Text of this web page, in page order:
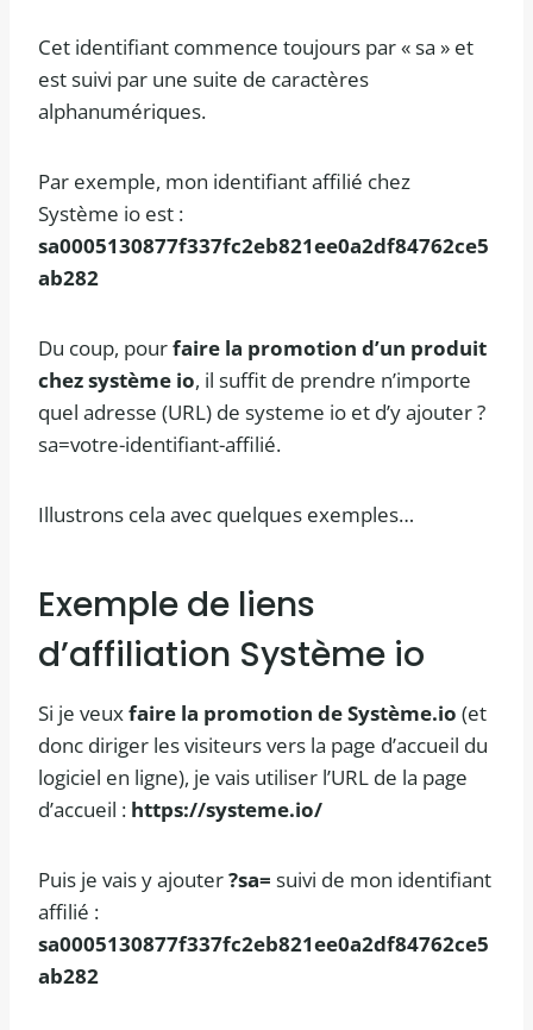
Cet identifiant commence toujours par « sa » et
est suivi par une suite de caractères
alphanumériques.
Par exemple, mon identifiant affilié chez
Système io est :
sa0005130877f337fc2eb821ee0a2df84762ce5
ab282
Du coup, pourfaire la promotion d’un produit
chez système io, il suffit de prendre n’importe
quel adresse (URL) de systeme io et d’y ajouter ?
sa=votre-identifiant-affilié.
Illustrons cela avec quelques exemples…
Exemple de liens
d’affiliation Système io
Si je veuxfaire la promotion de Système.io (et
donc diriger les visiteurs vers la page d’accueil du
logiciel en ligne), je vais utiliser l’URL de la page
d’accueil : https://systeme.io/
Puis je vais y ajouter?sa= suivi de mon identifiant
affilié :
sa0005130877f337fc2eb821ee0a2df84762ce5
ab282